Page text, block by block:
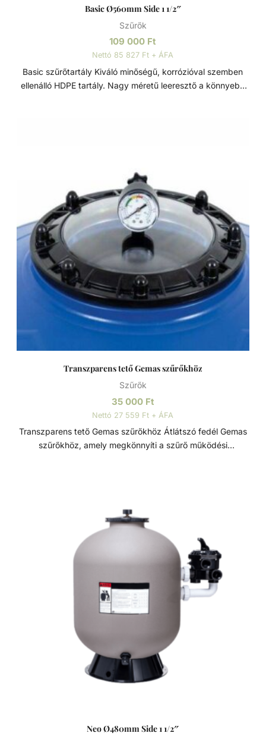
Basic Ø560mm Side 1 1/2″
Szűrők
109 000 Ft
Nettó 85 827 Ft + ÁFA
Basic szűrőtartály Kiváló minőségű, korrózióval szemben
ellenálló HDPE tartály. Nagy méretű leeresztő a könnyebb
vízben, melyet süt a nap, könnyedén elszaporodhatnak az
algák és más szennyeződések, melyek nem csak a
látványt rontják, de a fürdőzők egészségére is veszélyesek
lehetnek. A szűrőtartály a vízforgató készülék segítségével
az egészen finom szennyeződéseket is kiszűrhetik a
vízből, amelyek így fennakadnak a szűrőközegen.
Transzparens tető Gemas szűrőkhöz
Szűrők
35 000 Ft
Nettó 27 559 Ft + ÁFA
Transzparens tető Gemas szűrőkhöz Átlátszó fedél Gemas
szűrőkhöz, amely megkönnyíti a szűrő működési
Neo Ø480mm Side 1 1/2″